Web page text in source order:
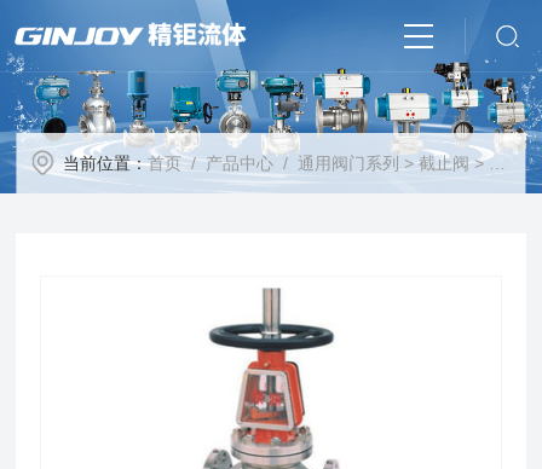
当前位置：首页/ 产品中心 /通用阀门系列 >截止阀 > JY41W氧气截止阀